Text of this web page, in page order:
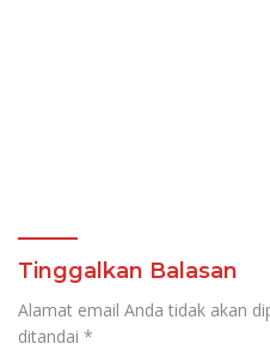
Tinggalkan Balasan
Alamat email Anda tidak akan
ditandai *